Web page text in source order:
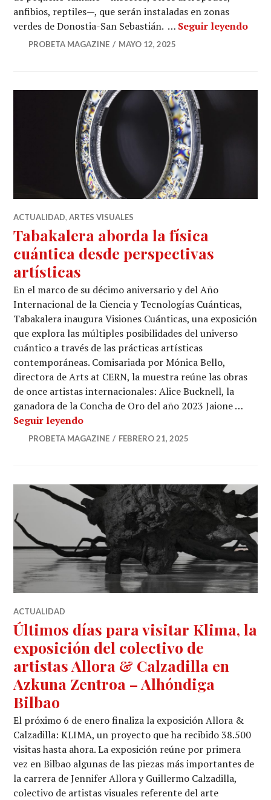
anfibios, reptiles—, que serán instaladas en zonas
verdes de Donostia-San Sebastián. … Seguir leyendoUn
PROBETA MAGAZINE MAYO 12, 2025
ACTUALIDAD,ARTES VISUALES
Tabakalera aborda la física
cuántica desde perspectivas
artísticas
En el marco de su décimo aniversario y del Año
Internacional de la Ciencia y Tecnologías Cuánticas,
Tabakalera inaugura Visiones Cuánticas, una exposición
que explora las múltiples posibilidades del universo
cuántico a través de las prácticas artísticas
contemporáneas. Comisariada por Mónica Bello,
directora de Arts at CERN, la muestra reúne las obras
de once artistas internacionales: Alice Bucknell, la
ganadora de la Concha de Oro del año 2023 Jaione …
Seguir leyendoTabakalera aborda la física cuántica
PROBETA MAGAZINE FEBRERO 21, 2025
ACTUALIDAD
Últimos días para visitar Klima, la
exposición del colectivo de
artistas Allora & Calzadilla en
Azkuna Zentroa – Alhóndiga
Bilbao
El próximo 6 de enero finaliza la exposición Allora &
Calzadilla: KLIMA, un proyecto que ha recibido 38.500
visitas hasta ahora. La exposición reúne por primera
vez en Bilbao algunas de las piezas más importantes de
la carrera de Jennifer Allora y Guillermo Calzadilla,
colectivo de artistas visuales referente del arte